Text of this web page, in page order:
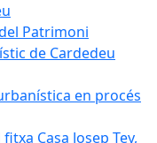
Patrimoni
de Cardedeu
en procés
Casa Josep Tey,